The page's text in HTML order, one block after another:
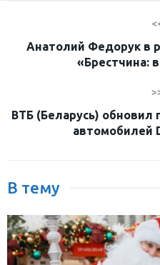
Анатолий Федорук в
«Брестчина:
ВТБ (Беларусь) обновил
автомобилей
В тему